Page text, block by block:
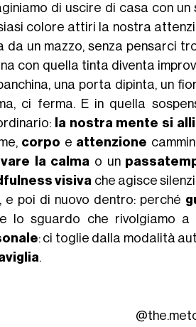
di uscire di casa con
colore attiri la nostra
da un mazzo, senza pensarci
con quella tinta diventa
una porta dipinta, un
ci ferma. E in quella
la nostra mente si
corpo e attenzione
la calma o un
visiva che agisce
e poi di nuovo dentro: perché
lo sguardo che rivolgiamo
: ci toglie dalla modalità
.